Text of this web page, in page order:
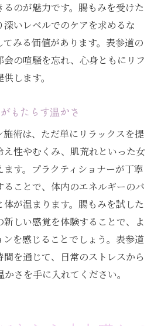
のが魅力です。腸もみを受けた
深いレベルでのケアを求めるな
てみる価値があります。表参道の
の喧騒を忘れ、心身ともにリフ
します。
もたらす温かさ
術は、ただ単にリラックスを提
性やむくみ、肌荒れといった女
す。プラクティショナーが丁寧
ることで、体内のエネルギーのバ
体が温まります。腸もみを試した
新しい感覚を体験することで、よ
ンを感じることでしょう。表参道
を通じて、日常のストレスから
さを手に入れてください。